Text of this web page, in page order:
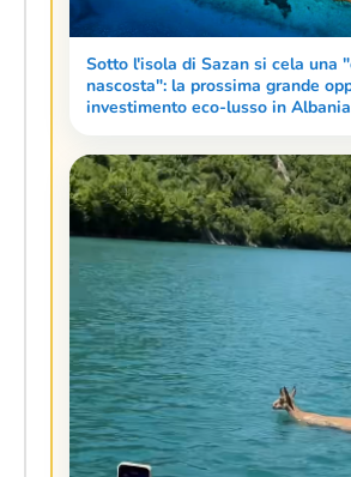
Sotto l'isola di Sazan si cela una
nascosta": la prossima grande
investimento eco-lusso in